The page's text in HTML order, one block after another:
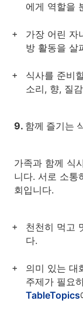
에게 역할을
가장 어린 자
방 활동을 살
식사를 준비
소리, 향, 질
9. 함께 즐기는
가족과 함께 식
니다. 서로 소통
회입니다.
천천히 먹고
다.
의미 있는 대
주제가 필요
TableTopics